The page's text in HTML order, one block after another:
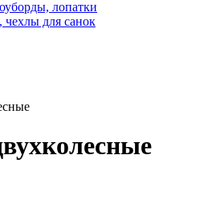
лопатки
для санок